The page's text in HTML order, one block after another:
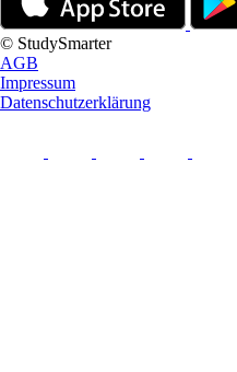
© StudySmarter
AGB
Impressum
Datenschutzerklärung